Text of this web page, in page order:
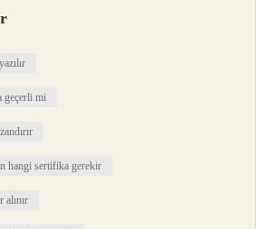
geçerli mi
hangi sertifika gerekir